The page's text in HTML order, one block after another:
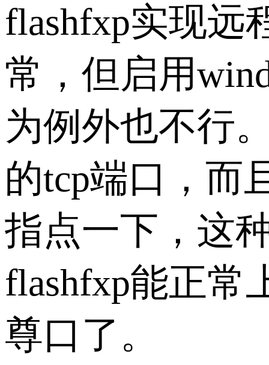
flashfxp实现远
常，但启用
为例外也不行
的tcp端口，而
指点一下，这
flashfxp能正常
尊口了。